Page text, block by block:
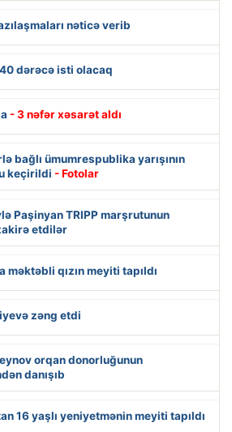
nəticə verib
dərəcə isti olacaq
- 3 nəfər xəsarət aldı
bağlı ümumrespublika yarışının
keçirildi - Fotolar
Paşinyan TRIPP marşrutunun
etdilər
məktəbli qızın meyiti tapıldı
zəng etdi
orqan donorluğunun
danışıb
16 yaşlı yeniyetmənin meyiti tapıldı